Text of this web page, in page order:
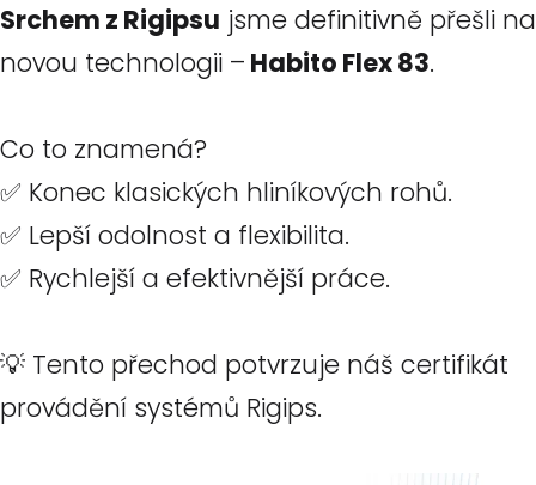
Srchem z Rigipsu jsme definitivně přešli na
novou technologii – Habito Flex 83.
Co to znamená?
✅ Konec klasických hliníkových rohů.
✅ Lepší odolnost a flexibilita.
✅ Rychlejší a efektivnější práce.
💡 Tento přechod potvrzuje náš certifikát
provádění systémů Rigips.